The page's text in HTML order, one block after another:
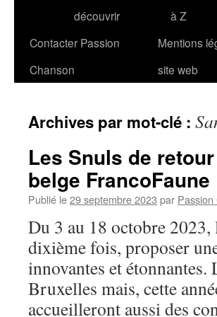
découvrir
à Z
Contacter Passion
Chanson
Mentions
site web
Archives par mot-clé :
Les Snuls de
belge FrancoFaune
Publié le29 septembre 2023 par Passion
Du 3 au 18 octobre
dixième fois, proposer
innovantes et
Bruxelles mais, cette
accueilleront aussi des